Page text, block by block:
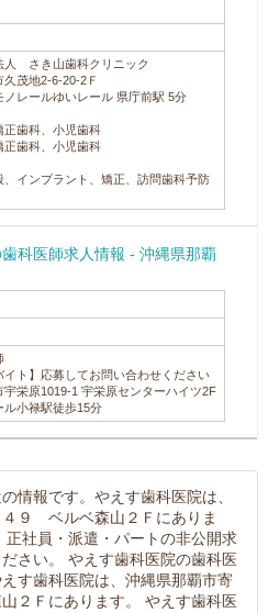
さき山歯科クリニック
茂地2-6-20-2Ｆ
レールゆいレール 県庁前駅 5分
歯科、小児歯科
歯科、小児歯科
インプラント、矯正、訪問歯科予防
科医師求人情報 - 沖縄県那覇
ト】応募してお問い合わせください
栄原1019-1 宇栄原センターハイツ2F
小禄駅徒歩15分
情報です。やえす歯科医院は、
９ ベルベ森山２Ｆにありま
社員・派遣・パートの非公開求
さい。 やえす歯科医院の歯科医
す歯科医院は、沖縄県那覇市寄
２Ｆにあります。 やえす歯科医